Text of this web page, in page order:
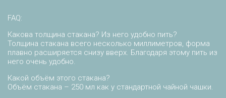
FAQ:
Какова толщина стакана? Из него удобно пить?
Толщина стакана всего несколько миллиметров, форма
плавно расширяется снизу вверх. Благодаря этому пить из
него очень удобно.
Какой объём этого стакана?
Объём стакана – 250 мл как у стандартной чайной чашки.